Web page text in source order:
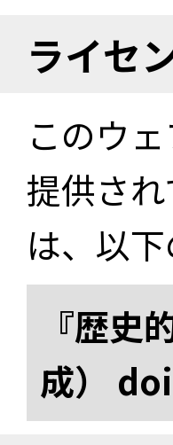
ライセ
このウ
提供さ
は、以
『歴史
成）